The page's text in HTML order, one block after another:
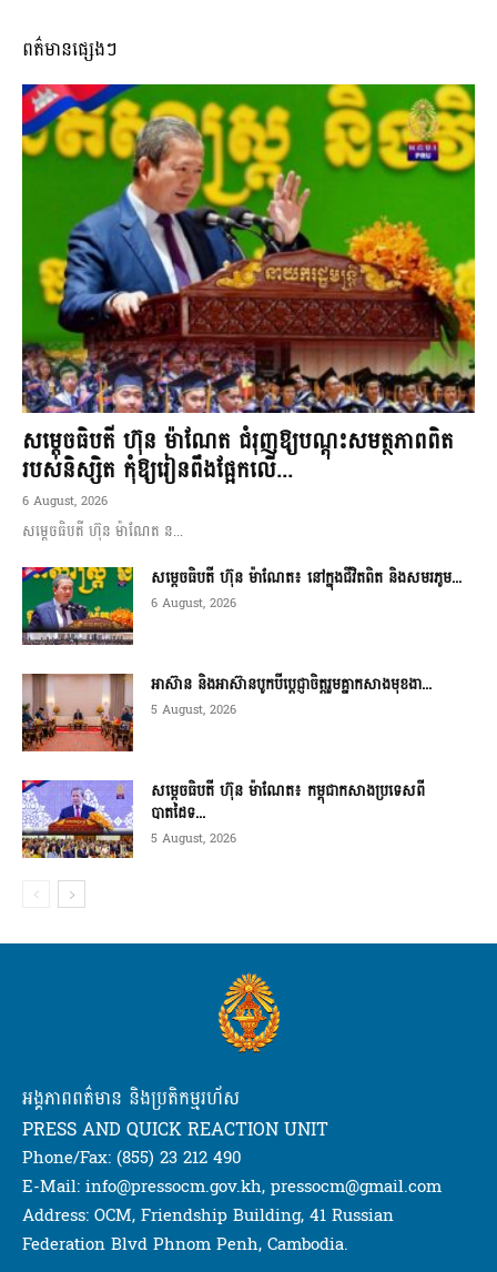
ពត៌មានផ្សេងៗ
សម្តេចធិបតី ហ៊ុន ម៉ាណែត ជំរុញឱ្យបណ្តុះសមត្ថភាពពិត
របស់និស្សិត កុំឱ្យរៀនពឹងផ្អែកលើ...
6 August, 2026
សម្តេចធិបតី ហ៊ុន ម៉ាណែត ន...
សម្តេចធិបតី ហ៊ុន ម៉ាណែត៖ នៅក្នុងជីវិតពិត និងសមរភូម...
6 August, 2026
អាស៊ាន និងអាស៊ានបូកបីប្តេជ្ញាចិត្តរួមគ្នាកសាងមុខងា...
5 August, 2026
សម្ដេចធិបតី ហ៊ុន ម៉ាណែត៖ កម្ពុជាកសាងប្រទេសពី
បាតដៃទ...
5 August, 2026
អង្គភាពពត៌មាន និងប្រតិកម្មរហ័ស
PRESS AND QUICK REACTION UNIT
Phone/Fax: (855) 23 212 490
E-Mail: info@pressocm.gov.kh, pressocm@gmail.com
Address: OCM, Friendship Building, 41 Russian
Federation Blvd Phnom Penh, Cambodia.